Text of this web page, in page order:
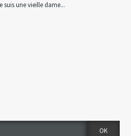
suis une vieille dame...